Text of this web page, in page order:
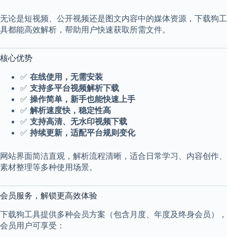
无论是短视频、公开视频还是图文内容中的媒体资源，下载狗工
具都能高效解析，帮助用户快速获取所需文件。
核心优势
✅ 在线使用，无需安装
✅ 支持多平台视频解析下载
✅ 操作简单，新手也能快速上手
✅ 解析速度快，稳定性高
✅ 支持高清、无水印视频下载
✅ 持续更新，适配平台规则变化
网站界面简洁直观，解析流程清晰，适合日常学习、内容创作、
素材整理等多种使用场景。
会员服务，解锁更高效体验
下载狗工具提供多种会员方案（包含月度、年度及终身会员），
会员用户可享受：